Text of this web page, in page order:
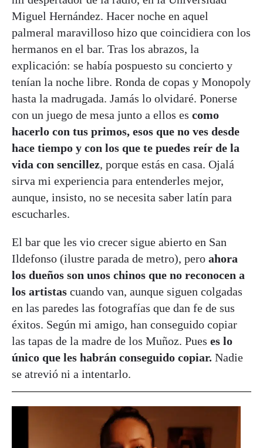
Miguel Hernández. Hacer noche en aquel
palmeral maravilloso hizo que coincidiera con los
hermanos en el bar. Tras los abrazos, la
explicación: se había pospuesto su concierto y
tenían la noche libre. Ronda de copas y Monopoly
hasta la madrugada. Jamás lo olvidaré. Ponerse
con un juego de mesa junto a ellos es como
hacerlo con tus primos, esos que no ves desde
hace tiempo y con los que te puedes reír de la
vida con sencillez, porque estás en casa. Ojalá
sirva mi experiencia para entenderles mejor,
aunque, insisto, no se necesita saber latín para
escucharles.
El bar que les vio crecer sigue abierto en San
Ildefonso (ilustre parada de metro), pero ahora
los dueños son unos chinos que no reconocen a
los artistas cuando van, aunque siguen colgadas
en las paredes las fotografías que dan fe de sus
éxitos. Según mi amigo, han conseguido copiar
las tapas de la madre de los Muñoz. Pues es lo
único que les habrán conseguido copiar. Nadie
se atrevió ni a intentarlo.